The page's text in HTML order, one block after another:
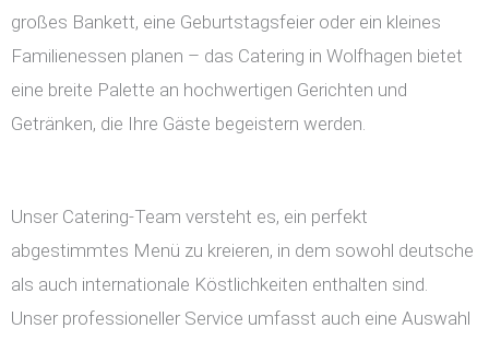
großes Bankett, eine Geburtstagsfeier oder ein kleines
Familienessen planen – das Catering in Wolfhagen bietet
eine breite Palette an hochwertigen Gerichten und
Getränken, die Ihre Gäste begeistern werden.
Unser Catering-Team versteht es, ein perfekt
abgestimmtes Menü zu kreieren, in dem sowohl deutsche
als auch internationale Köstlichkeiten enthalten sind.
Unser professioneller Service umfasst auch eine Auswahl